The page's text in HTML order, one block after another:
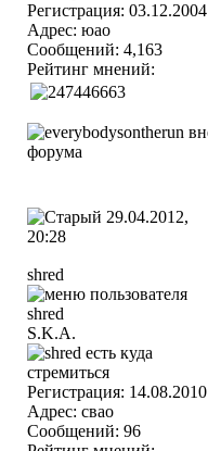
Регистрация: 03.12.2004
Адрес: юао
Сообщений: 4,163
Рейтинг мнений:
29.04.2012,
20:28
shred
S.K.A.
Регистрация: 14.08.2010
Адрес: свао
Сообщений: 96